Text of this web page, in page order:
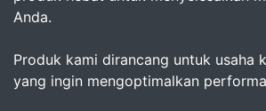
Anda.
Produk kami dirancang untuk usaha
yang ingin mengoptimalkan